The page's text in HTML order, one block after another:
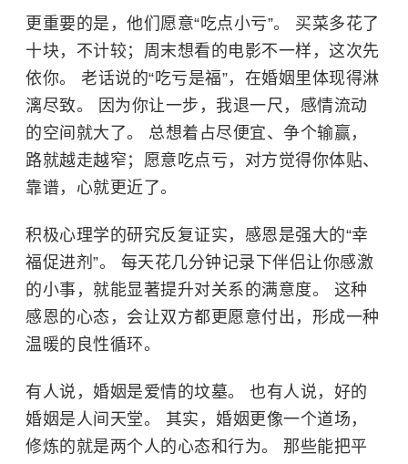
更重要的是，他们愿意“吃点小亏”。 买菜多花了
十块，不计较；周末想看的电影不一样，这次先
依你。 老话说的“吃亏是福”，在婚姻里体现得淋
漓尽致。 因为你让一步，我退一尺，感情流动
的空间就大了。 总想着占尽便宜、争个输赢，
路就越走越窄；愿意吃点亏，对方觉得你体贴、
靠谱，心就更近了。
积极心理学的研究反复证实，感恩是强大的“幸
福促进剂”。 每天花几分钟记录下伴侣让你感激
的小事，就能显著提升对关系的满意度。 这种
感恩的心态，会让双方都更愿意付出，形成一种
温暖的良性循环。
有人说，婚姻是爱情的坟墓。 也有人说，好的
婚姻是人间天堂。 其实，婚姻更像一个道场，
修炼的就是两个人的心态和行为。 那些能把平